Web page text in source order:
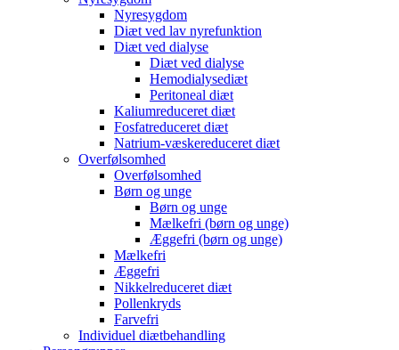
Nyresygdom
Diæt ved lav nyrefunktion
Diæt ved dialyse
Diæt ved dialyse
Hemodialysediæt
Peritoneal diæt
Kaliumreduceret diæt
Fosfatreduceret diæt
Natrium-væskereduceret diæt
Overfølsomhed
Overfølsomhed
Børn og unge
Børn og unge
Mælkefri (børn og unge)
Æggefri (børn og unge)
Mælkefri
Æggefri
Nikkelreduceret diæt
Pollenkryds
Farvefri
Individuel diætbehandling